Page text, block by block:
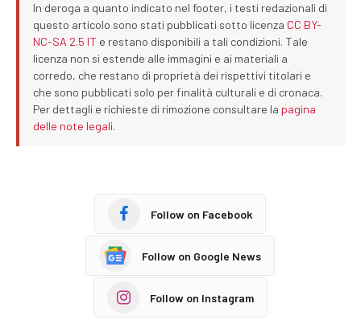
In deroga a quanto indicato nel footer, i testi redazionali di
questo articolo sono stati pubblicati sotto licenza CC BY-
NC-SA 2.5 IT e restano disponibili a tali condizioni. Tale
licenza non si estende alle immagini e ai materiali a
corredo, che restano di proprietà dei rispettivi titolari e
che sono pubblicati solo per finalità culturali e di cronaca.
Per dettagli e richieste di rimozione consultare la pagina
delle note legali.
Follow on Facebook
Follow on Google News
Follow on Instagram